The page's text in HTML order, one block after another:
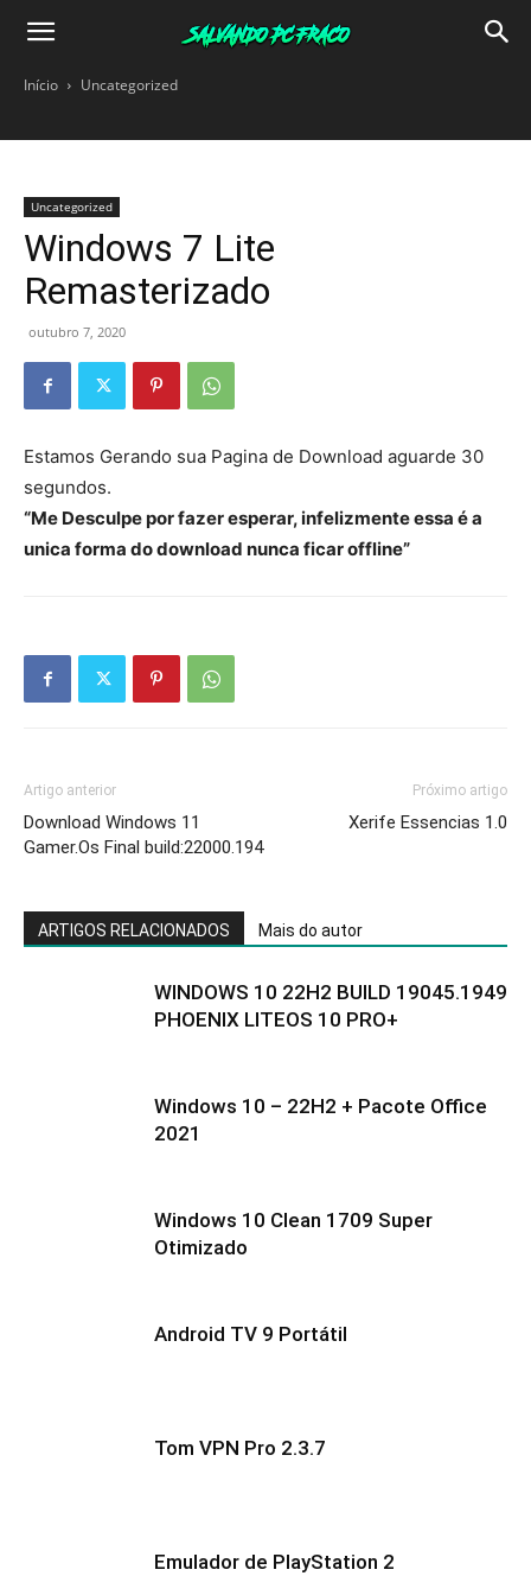
Salvando
PC
Fraco
Início Uncategorized
Uncategorized
Windows 7 Lite
Remasterizado
outubro 7, 2020
Estamos Gerando sua Pagina de Download aguarde 30
segundos.
“Me Desculpe por fazer esperar, infelizmente essa é a
unica forma do download nunca ficar offline”
Artigo anterior
Download Windows 11
Gamer.Os Final build:22000.194
Próximo artigo
Xerife Essencias 1.0
ARTIGOS RELACIONADOS Mais do autor
WINDOWS 10 22H2 BUILD 19045.1949
PHOENIX LITEOS 10 PRO+
Windows 10 – 22H2 + Pacote Office
2021
Windows 10 Clean 1709 Super
Otimizado
Android TV 9 Portátil
Tom VPN Pro 2.3.7
Emulador de PlayStation 2